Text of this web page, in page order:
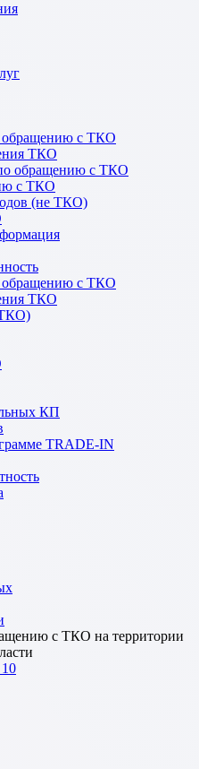
обращению с ТКО
ТКО
обращению с ТКО
с ТКО
(не ТКО)
обращению с ТКО
ТКО
КП
TRADE-IN
с ТКО на территории